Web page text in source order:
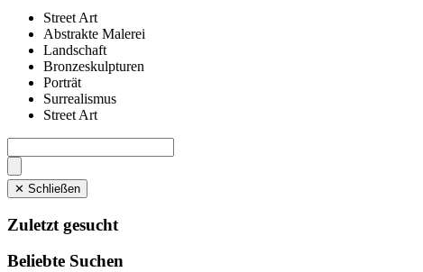
Street Art
Abstrakte Malerei
Landschaft
Bronzeskulpturen
Porträt
Surrealismus
Street Art
✕ Schließen
Zuletzt gesucht
Beliebte Suchen